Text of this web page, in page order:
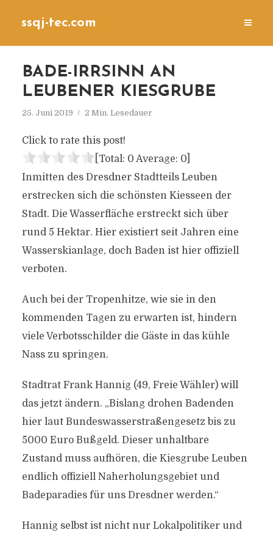
ssqj-tec.com
BADE-IRRSINN AN
LEUBENER KIESGRUBE
25. Juni 2019 2 Min. Lesedauer
Click to rate this post!
[Total: 0 Average: 0]
Inmitten des Dresdner Stadtteils Leuben
erstrecken sich die schönsten Kiesseen der
Stadt. Die Wasserfläche erstreckt sich über
rund 5 Hektar. Hier existiert seit Jahren eine
Wasserskianlage, doch Baden ist hier offiziell
verboten.
Auch bei der Tropenhitze, wie sie in den
kommenden Tagen zu erwarten ist, hindern
viele Verbotsschilder die Gäste in das kühle
Nass zu springen.
Stadtrat Frank Hannig (49, Freie Wähler) will
das jetzt ändern. „Bislang drohen Badenden
hier laut Bundeswasserstraßengesetz bis zu
5000 Euro Bußgeld. Dieser unhaltbare
Zustand muss aufhören, die Kiesgrube Leuben
endlich offiziell Naherholungsgebiet und
Badeparadies für uns Dresdner werden.“
Hannig selbst ist nicht nur Lokalpolitiker und